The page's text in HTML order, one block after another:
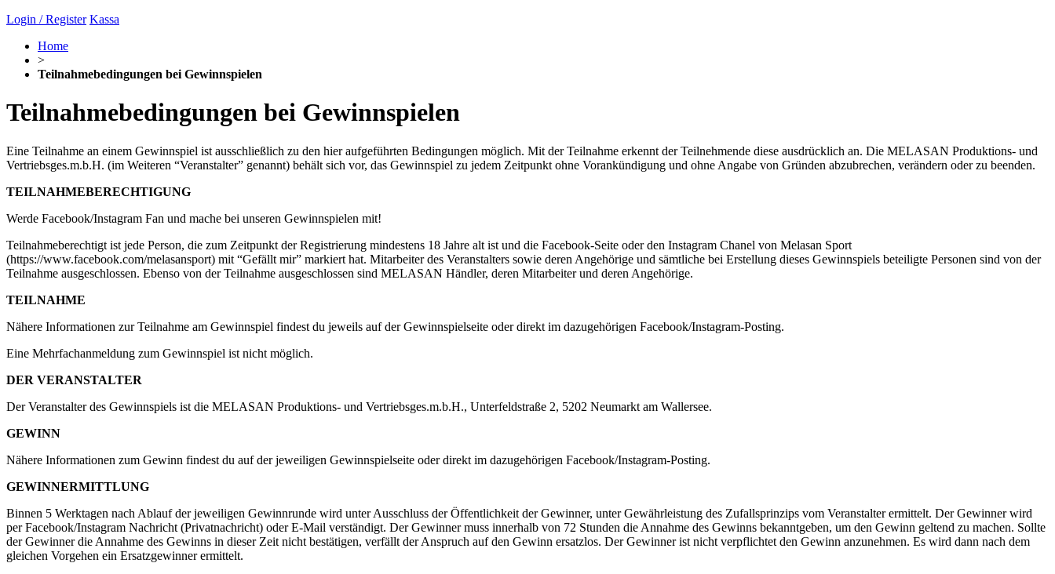
Login / Register Kassa
Home
>
Teilnahmebedingungen bei Gewinnspielen
Teilnahmebedingungen bei Gewinnspielen
Eine Teilnahme an einem Gewinnspiel ist ausschließlich zu den hier aufgeführten Bedingungen möglich. Mit der Teilnahme erkennt der Teilnehmende diese ausdrücklich an. Die MELASAN Produktions- und
Vertriebsges.m.b.H. (im Weiteren “Veranstalter” genannt) behält sich vor, das Gewinnspiel zu jedem Zeitpunkt ohne Vorankündigung und ohne Angabe von Gründen abzubrechen, verändern oder zu beenden.
TEILNAHMEBERECHTIGUNG
Werde Facebook/Instagram Fan und mache bei unseren Gewinnspielen mit!
Teilnahmeberechtigt ist jede Person, die zum Zeitpunkt der Registrierung mindestens 18 Jahre alt ist und die Facebook-Seite oder den Instagram Chanel von Melasan Sport
(https://www.facebook.com/melasansport) mit “Gefällt mir” markiert hat. Mitarbeiter des Veranstalters sowie deren Angehörige und sämtliche bei Erstellung dieses Gewinnspiels beteiligte Personen sind von der
Teilnahme ausgeschlossen. Ebenso von der Teilnahme ausgeschlossen sind MELASAN Händler, deren Mitarbeiter und deren Angehörige.
TEILNAHME
Nähere Informationen zur Teilnahme am Gewinnspiel findest du jeweils auf der Gewinnspielseite oder direkt im dazugehörigen Facebook/Instagram-Posting.
Eine Mehrfachanmeldung zum Gewinnspiel ist nicht möglich.
DER VERANSTALTER
Der Veranstalter des Gewinnspiels ist die MELASAN Produktions- und Vertriebsges.m.b.H., Unterfeldstraße 2, 5202 Neumarkt am Wallersee.
GEWINN
Nähere Informationen zum Gewinn findest du auf der jeweiligen Gewinnspielseite oder direkt im dazugehörigen Facebook/Instagram-Posting.
GEWINNERMITTLUNG
Binnen 5 Werktagen nach Ablauf der jeweiligen Gewinnrunde wird unter Ausschluss der Öffentlichkeit der Gewinner, unter Gewährleistung des Zufallsprinzips vom Veranstalter ermittelt. Der Gewinner wird
per Facebook/Instagram Nachricht (Privatnachricht) oder E-Mail verständigt. Der Gewinner muss innerhalb von 72 Stunden die Annahme des Gewinns bekanntgeben, um den Gewinn geltend zu machen. Sollte
der Gewinner die Annahme des Gewinns in dieser Zeit nicht bestätigen, verfällt der Anspruch auf den Gewinn ersatzlos. Der Gewinner ist nicht verpflichtet den Gewinn anzunehmen. Es wird dann nach dem
gleichen Vorgehen ein Ersatzgewinner ermittelt.